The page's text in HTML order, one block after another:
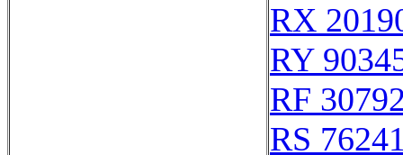
RX
RY
RF
RS